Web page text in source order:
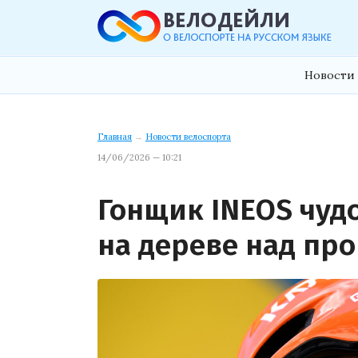
Новости
Главная → Новости велоспорта
14/06/2026 — 10:21
Гонщик INEOS
на дереве над